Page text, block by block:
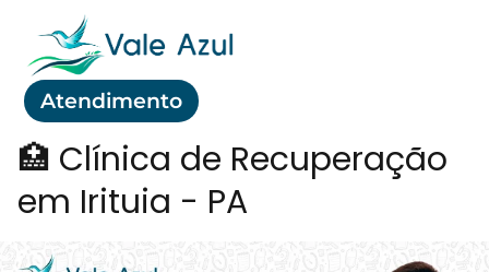
Atendimento
🏥 Clínica de Recuperação
em Irituia - PA